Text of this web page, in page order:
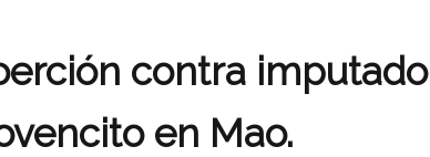
contra imputado
en Mao.